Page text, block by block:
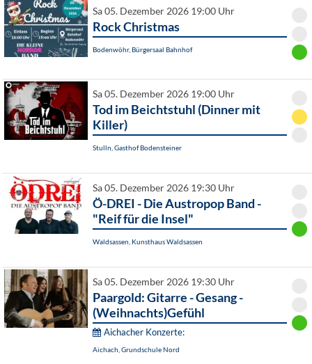
Sa 05. Dezember 2026 19:00 Uhr
Rock Christmas
Bodenwöhr, Bürgersaal Bahnhof
Sa 05. Dezember 2026 19:00 Uhr
Tod im Beichtstuhl (Dinner mit
Killer)
Stulln, Gasthof Bodensteiner
Sa 05. Dezember 2026 19:30 Uhr
Ö-DREI - Die Austropop Band -
"Reif für die Insel"
Waldsassen, Kunsthaus Waldsassen
Sa 05. Dezember 2026 19:30 Uhr
Paargold: Gitarre - Gesang -
(Weihnachts)Gefühl
Aichacher Konzerte:
Aichach, Grundschule Nord